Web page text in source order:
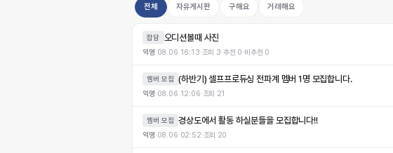
전체 자유게시판 구해요 거래해요
잡담 오디션볼때 사진
익명·08.06 16:13·조회 3·추천 0·비추천 0
멤버 모집 (하반기) 셀프프로듀싱 전파계 멤버 1명 모집합니다.
익명·08.06 12:06·조회 21
멤버 모집 경상도에서 활동 하실분들을 모집합니다!!
익명·08.06 02:52·조회 20